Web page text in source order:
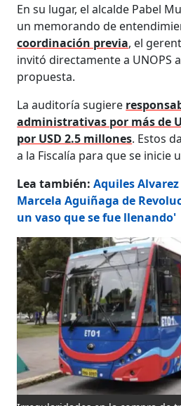
En su lugar, el alcalde Pabel
un memorando de
coordinación previa, el
invitó directamente a UNOPS
propuesta.
La auditoría sugiere
administrativas por más de
por USD 2.5 millones. Estos
a la Fiscalía para que se inicie
Lea también:Aquiles
Marcela Aguiñaga de
un vaso que se fue llenando'